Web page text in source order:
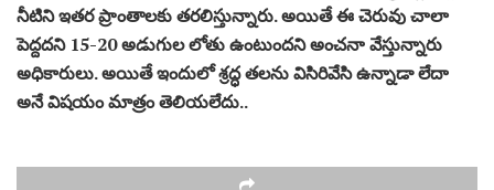
నీటిని ఇతర ప్రాంతాలకు తరలిస్తున్నారు. అయితే ఈ చెరువు చాలా
పెద్దదని 15-20 అడుగుల లోతు ఉంటుందని అంచనా వేస్తున్నారు
అధికారులు. అయితే ఇందులో శ్రద్ధ తలను విసిరివేసి ఉన్నాడా లేదా
అనే విషయం మాత్రం తెలియలేదు..